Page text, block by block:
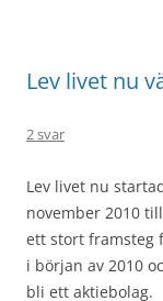
Lev livet nu
2 svar
Lev livet nu
november 2010
ett stort framsteg
i början av 2010
bli ett aktiebolag.